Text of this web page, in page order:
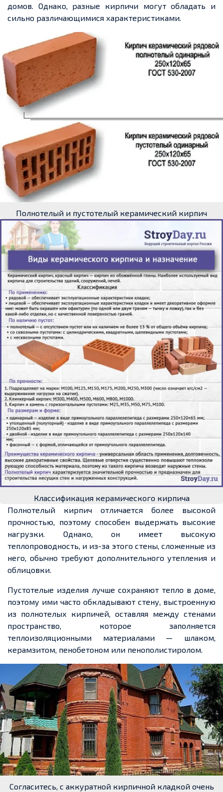
домов. Однако, разные кирпичи могут обладать и
сильно различающимися характеристиками.
Полнотелый и пустотелый керамический кирпич
Классификация керамического кирпича
Полнотелый кирпич отличается более высокой
прочностью, поэтому способен выдержать высокие
нагрузки. Однако, он имеет высокую
теплопроводность, и из-за этого стены, сложенные из
него, обычно требуют дополнительного утепления и
облицовки.
Пустотелые изделия лучше сохраняют тепло в доме,
поэтому ими часто обкладывают стену, выстроенную
из полнотелых кирпичей, оставляя между стенами
пространство, которое заполняется
теплоизоляционными материалами — шлаком,
керамзитом, пенобетоном или пенополистиролом.
Согласитесь, с аккуратной кирпичной кладкой очень